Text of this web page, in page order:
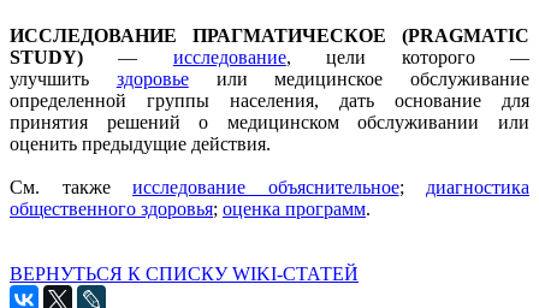
ИССЛЕДОВАНИЕ ПРАГМАТИЧЕСКОЕ (PRAGMATIC
STUDY) — исследование, цели которого —
улучшить здоровьеили медицинское обслуживание
определенной группы населения, дать основание для
принятия решений о медицинском обслуживании или
оценить предыдущие действия.
Cм. также исследование объяснительное; диагностика
общественного здоровья; оценка программ.
ВЕРНУТЬСЯ К СПИСКУ WIKI-СТАТЕЙ